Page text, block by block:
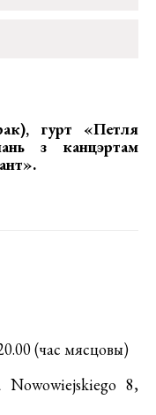
гурт «Петля
з канцэртам
.
(час мясцовы)
8,